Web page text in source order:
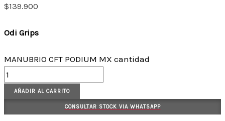
$139.900
Odi Grips
MANUBRIO CFT PODIUM MX cantidad
AÑADIR AL CARRITO
CONSULTAR STOCK VIA WHATSAPP